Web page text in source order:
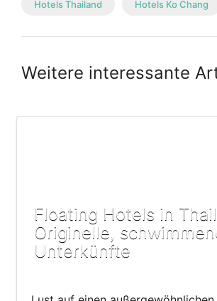
Hotels Thailand Hotels Ko Chang
Weitere interessante
Floating Hotels in
Originelle,
Unterkünfte